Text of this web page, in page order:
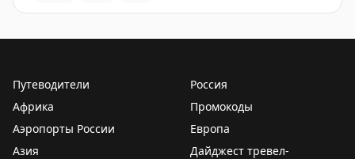
Путеводители
Россия
Африка
Промокоды
Аэропорты России
Европа
Азия
Дайджест тревел-